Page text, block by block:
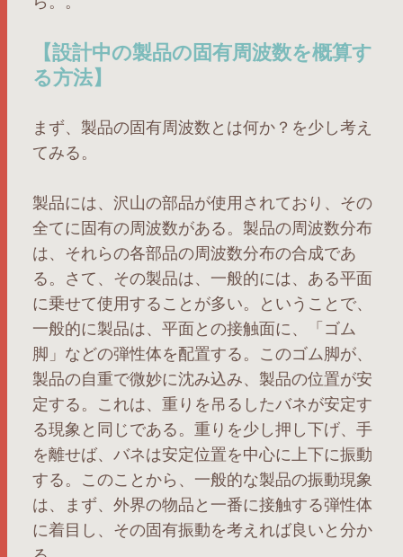
【設計中の製品の固有周波数を概算す
る方法】
まず、製品の固有周波数とは何か？を少し考え
てみる。
製品には、沢山の部品が使用されており、その
全てに固有の周波数がある。製品の周波数分布
は、それらの各部品の周波数分布の合成であ
る。さて、その製品は、一般的には、ある平面
に乗せて使用することが多い。ということで、
一般的に製品は、平面との接触面に、「ゴム
脚」などの弾性体を配置する。このゴム脚が、
製品の自重で微妙に沈み込み、製品の位置が安
定する。これは、重りを吊るしたバネが安定す
る現象と同じである。重りを少し押し下げ、手
を離せば、バネは安定位置を中心に上下に振動
する。このことから、一般的な製品の振動現象
は、まず、外界の物品と一番に接触する弾性体
に着目し、その固有振動を考えれば良いと分か